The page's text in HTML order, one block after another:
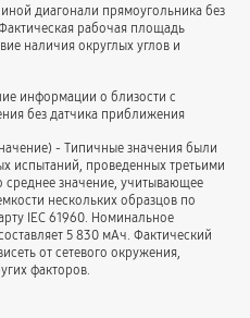
диагонали прямоугольника без
рабочая площадь
наличия округлых углов и
информации о близости с
без датчика приближения
- Типичные значения были
испытаний, проведенных третьими
значение, учитывающее
нескольких образцов по
IEC 61960. Номинальное
5 830 мАч. Фактический
от сетевого окружения,
факторов.